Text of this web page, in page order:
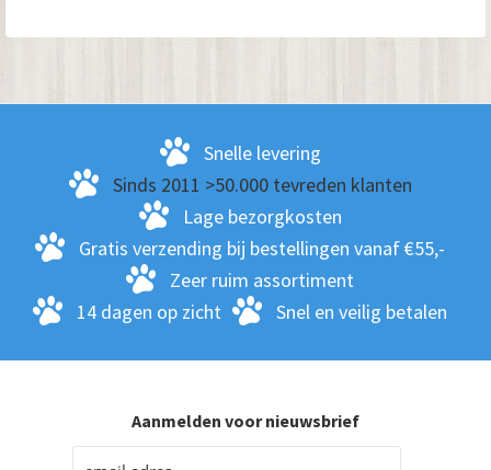
Snelle levering
Sinds 2011 >50.000 tevreden klanten
Lage bezorgkosten
Gratis verzending bij bestellingen vanaf €55,-
Zeer ruim assortiment
14 dagen op zicht
Snel en veilig betalen
Aanmelden voor nieuwsbrief